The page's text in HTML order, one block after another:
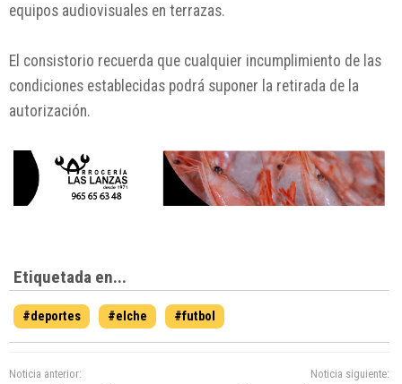
equipos audiovisuales en terrazas.
El consistorio recuerda que cualquier incumplimiento de las
condiciones establecidas podrá suponer la retirada de la
autorización.
Etiquetada en...
#deportes #elche #futbol
Noticia anterior: Noticia siguiente: